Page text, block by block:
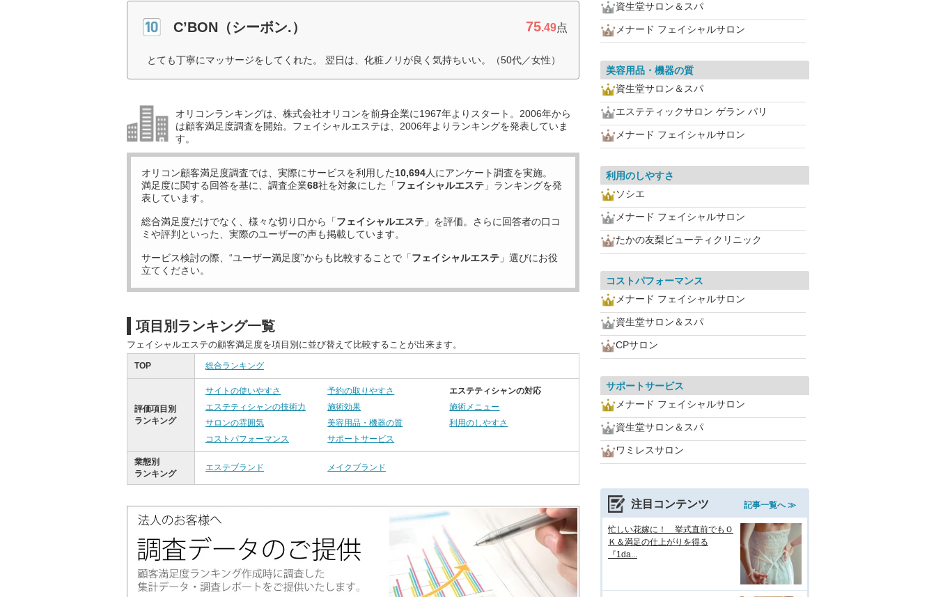
C’BON（シーボン.） 75.49点
とても丁寧にマッサージをしてくれた。 翌日は、化粧ノリが良く気持ちいい。（50代／女性）
オリコンランキングは、株式会社オリコンを前身企業に1967年よりスタート。2006年から
は顧客満足度調査を開始。フェイシャルエステは、2006年よりランキングを発表していま
す。
オリコン顧客満足度調査では、実際にサービスを利用した10,694人にアンケート調査を実施。
満足度に関する回答を基に、調査企業68社を対象にした「フェイシャルエステ 」ランキングを発
表しています。
総合満足度だけでなく、様々な切り口から「フェイシャルエステ 」を評価。さらに回答者の口コ
ミや評判といった、実際のユーザーの声も掲載しています。
サービス検討の際、“ユーザー満足度”からも比較することで「フェイシャルエステ 」選びにお役
立てください。
項目別ランキング一覧
フェイシャルエステの顧客満足度を項目別に並び替えて比較することが出来ます。
TOP 総合ランキング
評価項目別
ランキング
サイトの使いやすさ 予約の取りやすさ
エステティシャンの対応
エステティシャンの技術力
施術効果
施術メニュー
サロンの雰囲気
美容用品・機器の質
利用のしやすさ
コストパフォーマンス
サポートサービス
業態別
ランキング
エステブランド メイクブランド
資生堂サロン＆スパ
メナード フェイシャルサロン
美容用品・機器の質
資生堂サロン＆スパ
エステティックサロン ゲラン パリ
メナード フェイシャルサロン
利用のしやすさ
ソシエ
メナード フェイシャルサロン
たかの友梨ビューティクリニック
コストパフォーマンス
メナード フェイシャルサロン
資生堂サロン＆スパ
CPサロン
サポートサービス
メナード フェイシャルサロン
資生堂サロン＆スパ
ワミレスサロン
注目コンテンツ 記事一覧へ ≫
忙しい花嫁に！ 挙式直前でもＯ
Ｋ＆満足の仕上がりを得る
『1da...